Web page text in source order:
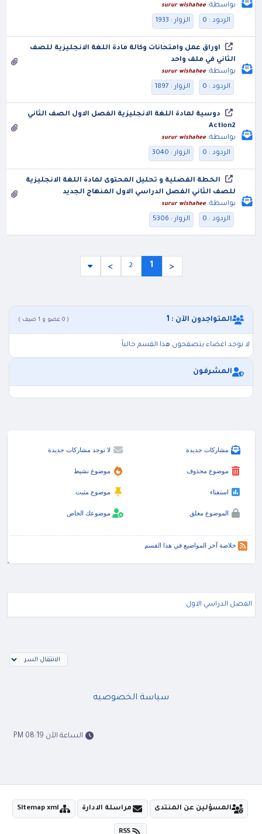
بواسطة:surur wishahee
الردود : 0 الزوار : 1933
اوراق عمل وامتحانات وكالة مادة اللغة الانجليزية للصف
الثاني في ملف واحد
بواسطة:surur wishahee
الردود : 0 الزوار : 1897
دوسية لمادة اللغة الانجليزية الفصل الاول الصف الثاني
Action2
بواسطة:surur wishahee
الردود : 0 الزوار : 3040
الخطة الفصلية و تحليل المحتوى لمادة اللغة الانجليزية
للصف الثاني الفصل الدراسي الاول المنهاج الجديد
بواسطة:surur wishahee
الردود : 0 الزوار : 5306
<
1
2
>
المتواجدون الآن : 1 ( 0 عضو و 1 ضيف )
لا يوجد اعضاء يتصفحون هذا القسم حالياً
المشرفون
مشاركات جديدة لا توجد مشاركات جديدة
موضوع محذوف موضوع نشيط
استفتاء موضوع مثبت
الموضوع مغلق موضوعك الخاص
خلاصة آخر المواضيع في هذا القسم
الفصل الدراسي الاول
سياسة الخصوصيه
الساعة الآن 08:19 PM
المسؤلين عن المنتدى مراسلة الادارة Sitemap xml
RSS